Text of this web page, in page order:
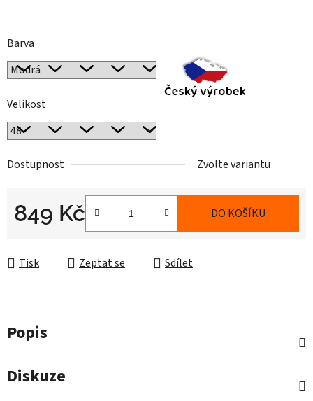
Barva
Velikost
Dostupnost Zvolte variantu
849 Kč DO KOŠÍKU
Tisk Zeptat se Sdílet
Popis
Diskuze